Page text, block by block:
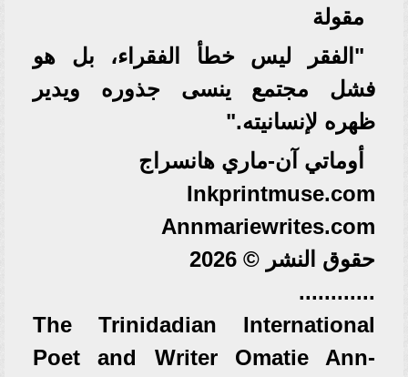
مقولة
"الفقر ليس خطأ الفقراء، بل هو
فشل مجتمع ينسى جذوره ويدير
ظهره لإنسانيته."
أوماتي آن-ماري هانسراج
Inkprintmuse.com
Annmariewrites.com
حقوق النشر © 2026
............
The Trinidadian International
Poet and Writer Omatie Ann-